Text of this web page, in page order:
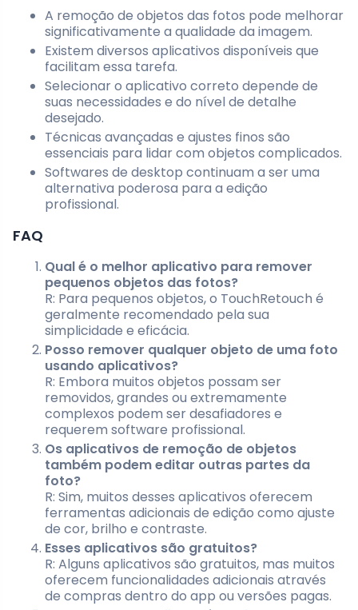
A remoção de objetos das fotos pode melhorar
significativamente a qualidade da imagem.
Existem diversos aplicativos disponíveis que
facilitam essa tarefa.
Selecionar o aplicativo correto depende de
suas necessidades e do nível de detalhe
desejado.
Técnicas avançadas e ajustes finos são
essenciais para lidar com objetos complicados.
Softwares de desktop continuam a ser uma
alternativa poderosa para a edição
profissional.
FAQ
Qual é o melhor aplicativo para remover
pequenos objetos das fotos?
R: Para pequenos objetos, o TouchRetouch é
geralmente recomendado pela sua
simplicidade e eficácia.
Posso remover qualquer objeto de uma foto
usando aplicativos?
R: Embora muitos objetos possam ser
removidos, grandes ou extremamente
complexos podem ser desafiadores e
requerem software profissional.
Os aplicativos de remoção de objetos
também podem editar outras partes da
foto?
R: Sim, muitos desses aplicativos oferecem
ferramentas adicionais de edição como ajuste
de cor, brilho e contraste.
Esses aplicativos são gratuitos?
R: Alguns aplicativos são gratuitos, mas muitos
oferecem funcionalidades adicionais através
de compras dentro do app ou versões pagas.